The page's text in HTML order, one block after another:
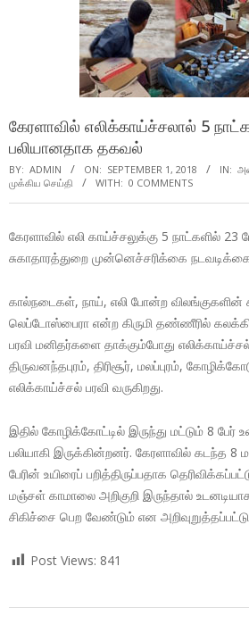
கேரளாவில் எலிக்காய்ச்சலால் 5
பலியானதாக தகவல்
BY: ADMIN ON: SEPTEMBER 1, 2018 IN:
முக்கிய செய்தி
WITH: 0 COMMENTS
கேரளாவில் எலி காய்ச்சலுக்கு 5 நாட்களில் 23
சுகாதாரத்துறை முன்னெச்சரிக்கை
கால்நடைகள், நாய், எலி போன்ற விலங்குகளின்
லெப்டோஸ்பைரா என்ற கிருமி தண்ணீரில்
பரவி மனிதர்களை தாக்கும்போது எலிக்காய்ச்சல்
திருவனந்தபுரம், திரிசூர், மலப்புரம்,
எலிக்காய்ச்சல் பரவி வருகிறது.
இதில் கோழிக்கோட்டில் இருந்து மட்டும் 8 பேர்
பலியாகி இருக்கின்றனர். கேரளாவில் கடந்த 8
பேரின் உயிரைப் பறித்திருப்பதாக
மஞ்சள் காமாலை அறிகுறி இருந்தால்
சிகிச்சை பெற வேண்டும் என
Post Views: 841